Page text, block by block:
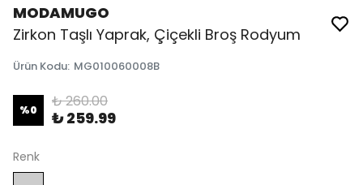
MODAMUGO
Zirkon Taşlı Yaprak, Çiçekli Broş Rodyum
Ürün Kodu: MG010060008B
%0 ₺ 260.00
₺ 259.99
Renk